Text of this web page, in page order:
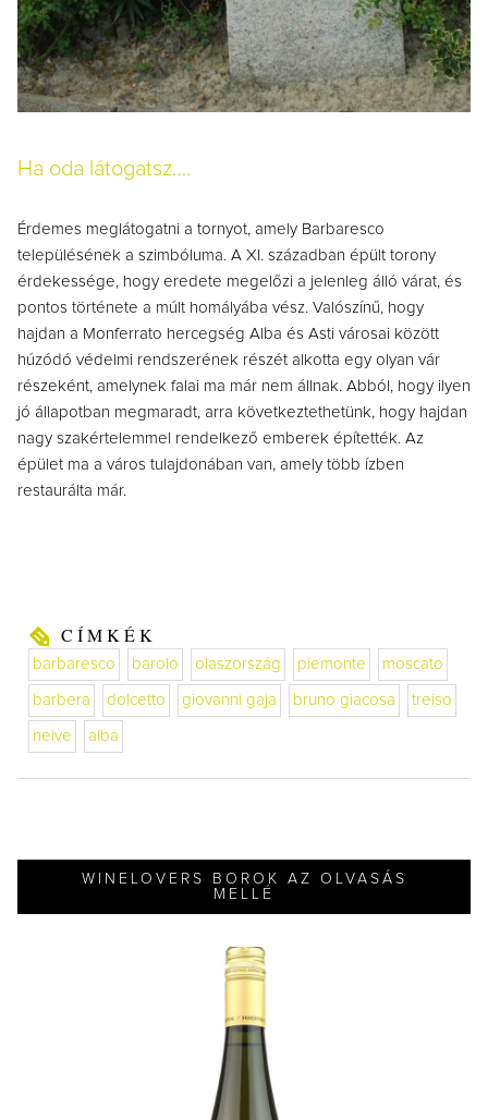
Ha oda látogatsz….
Érdemes meglátogatni a tornyot, amely Barbaresco
településének a szimbóluma. A XI. században épült torony
érdekessége, hogy eredete megelőzi a jelenleg álló várat, és
pontos története a múlt homályába vész. Valószínű, hogy
hajdan a Monferrato hercegség Alba és Asti városai között
húzódó védelmi rendszerének részét alkotta egy olyan vár
részeként, amelynek falai ma már nem állnak. Abból, hogy ilyen
jó állapotban megmaradt, arra következtethetünk, hogy hajdan
nagy szakértelemmel rendelkező emberek építették. Az
épület ma a város tulajdonában van, amely több ízben
restaurálta már.
CÍMKÉK
barbaresco barolo olaszország piemonte moscato
barbera dolcetto giovanni gaja bruno giacosa treiso
neive alba
WINELOVERS BOROK AZ OLVASÁS
MELLÉ